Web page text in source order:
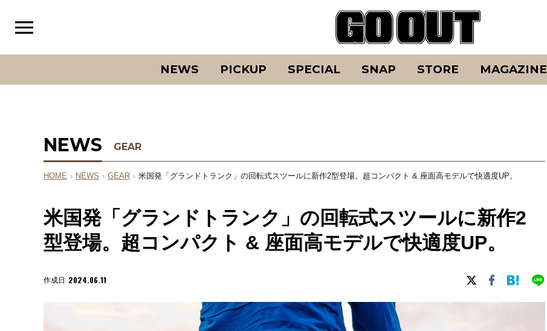
NEWS PICKUP SPECIAL SNAP STORE MAGAZINE
NEWS GEAR
HOME › NEWS › GEAR › 米国発「グランドトランク」の回転式スツールに新作2型登場。超コンパクト & 座面高モデルで快適度UP。
米国発「グランドトランク」の回転式スツールに新作2
型登場。超コンパクト & 座面高モデルで快適度UP。
作成日 2024.06.11